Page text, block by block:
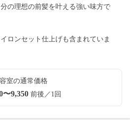
の理想の前髪を叶える強い味方で
ロンセット仕上げも含まれていま
室の通常価格
〜9,350前後／1回